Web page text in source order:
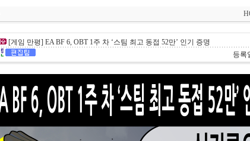
[게임 만평] EA BF 6, OBT 1주 차 ‘스팀 최고 동접 52만’ 인기 증명
등록